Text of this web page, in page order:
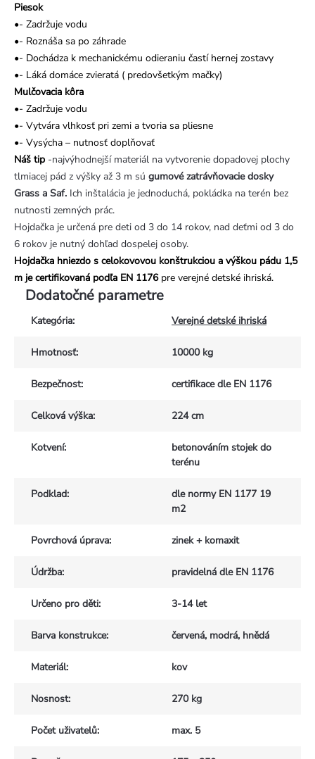
Piesok
•- Zadržuje vodu
•- Roznáša sa po záhrade
•- Dochádza k mechanickému odieraniu častí hernej zostavy
•- Láká domáce zvieratá ( predovšetkým mačky)
Mulčovacia kôra
•- Zadržuje vodu
•- Vytvára vlhkosť pri zemi a tvoria sa pliesne
•- Vysýcha – nutnosť doplňovať
Náš tip -najvýhodnejší materiál na vytvorenie dopadovej plochy
tlmiacej pád z výšky až 3 m sú gumové zatrávňovacie dosky
Grass a Saf. Ich inštalácia je jednoduchá, pokládka na terén bez
nutnosti zemných prác.
Hojdačka je určená pre deti od 3 do 14 rokov, nad deťmi od 3 do
6 rokov je nutný dohľad dospelej osoby.
Hojdačka hniezdo s celokovovou konštrukciou a výškou pádu 1,5
m je certifikovaná podľa EN 1176pre verejné detské ihriská.
Dodatočné parametre
Kategória: Verejné detské ihriská
Hmotnosť: 10000 kg
Bezpečnost: certifikace dle EN 1176
Celková výška: 224 cm
Kotvení:
betonováním stojek do
terénu
Podklad:
dle normy EN 1177 19
m2
Povrchová úprava: zinek + komaxit
Údržba: pravidelná dle EN 1176
Určeno pro děti: 3-14 let
Barva konstrukce: červená, modrá, hnědá
Materiál: kov
Nosnost: 270 kg
Počet uživatelů: max. 5